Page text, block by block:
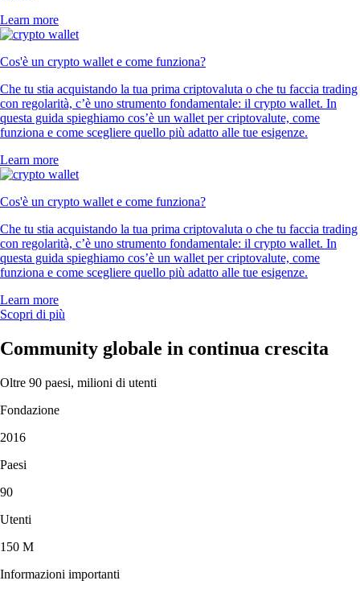
Learn more
Cos'è un crypto wallet e come funziona?
Che tu stia acquistando la tua prima criptovaluta o che tu faccia trading
con regolarità, c’è uno strumento fondamentale: il crypto wallet. In
questa guida spieghiamo cos’è un wallet per criptovalute, come
funziona e come scegliere quello più adatto alle tue esigenze.
Learn more
Cos'è un crypto wallet e come funziona?
Che tu stia acquistando la tua prima criptovaluta o che tu faccia trading
con regolarità, c’è uno strumento fondamentale: il crypto wallet. In
questa guida spieghiamo cos’è un wallet per criptovalute, come
funziona e come scegliere quello più adatto alle tue esigenze.
Learn more
Scopri di più
Community globale in continua crescita
Oltre 90 paesi, milioni di utenti
Fondazione
2016
Paesi
90
Utenti
150 M
Informazioni importanti